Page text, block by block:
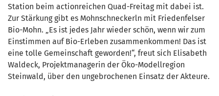
Station beim actionreichen Quad-Freitag mit dabei ist.
Zur Stärkung gibt es Mohnschneckerln mit Friedenfelser
Bio-Mohn. „Es ist jedes Jahr wieder schön, wenn wir zum
Einstimmen auf Bio-Erleben zusammenkommen! Das ist
eine tolle Gemeinschaft geworden!“, freut sich Elisabeth
Waldeck, Projektmanagerin der Öko-Modellregion
Steinwald, über den ungebrochenen Einsatz der Akteure.